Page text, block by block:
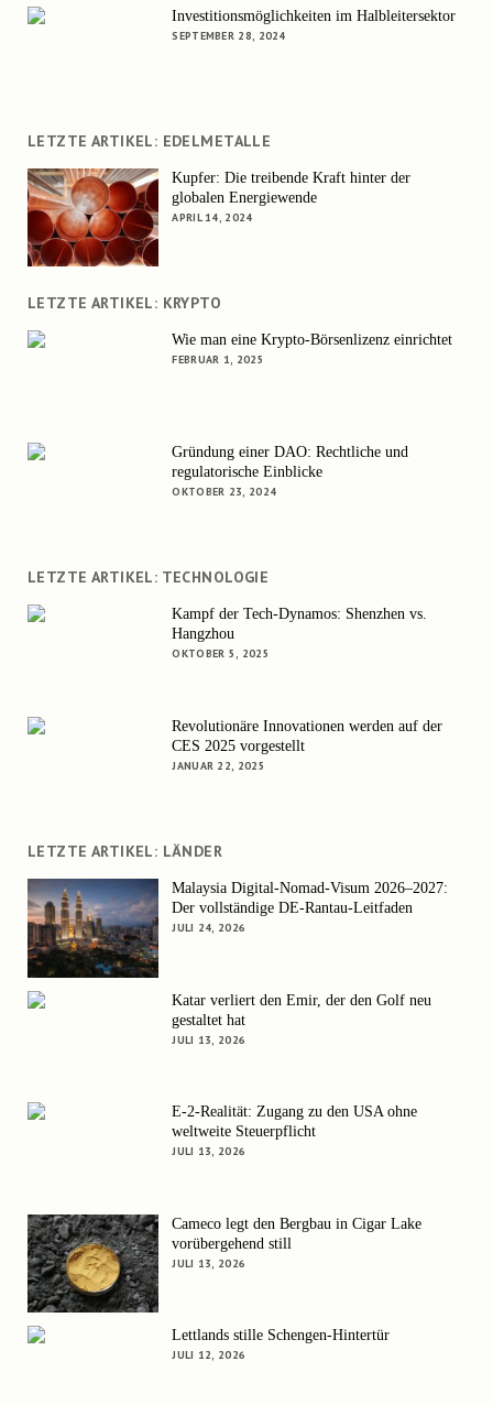
Investitionsmöglichkeiten im Halbleitersektor
SEPTEMBER 28, 2024
LETZTE ARTIKEL: EDELMETALLE
Kupfer: Die treibende Kraft hinter der
globalen Energiewende
APRIL 14, 2024
LETZTE ARTIKEL: KRYPTO
Wie man eine Krypto-Börsenlizenz einrichtet
FEBRUAR 1, 2025
Gründung einer DAO: Rechtliche und
regulatorische Einblicke
OKTOBER 23, 2024
LETZTE ARTIKEL: TECHNOLOGIE
Kampf der Tech-Dynamos: Shenzhen vs.
Hangzhou
OKTOBER 5, 2025
Revolutionäre Innovationen werden auf der
CES 2025 vorgestellt
JANUAR 22, 2025
LETZTE ARTIKEL: LÄNDER
Malaysia Digital-Nomad-Visum 2026–2027:
Der vollständige DE-Rantau-Leitfaden
JULI 24, 2026
Katar verliert den Emir, der den Golf neu
gestaltet hat
JULI 13, 2026
E-2-Realität: Zugang zu den USA ohne
weltweite Steuerpflicht
JULI 13, 2026
Cameco legt den Bergbau in Cigar Lake
vorübergehend still
JULI 13, 2026
Lettlands stille Schengen-Hintertür
JULI 12, 2026